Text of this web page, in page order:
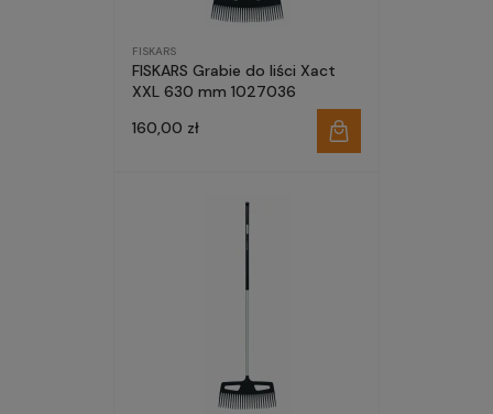
FISKARS
FISKARS Grabie do liści Xact
XXL 630 mm 1027036
160,00 zł